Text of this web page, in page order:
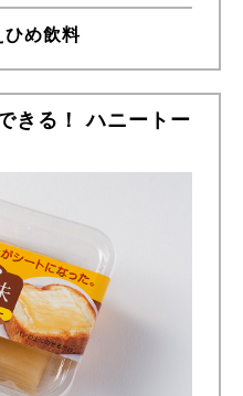
ひめ飲料
きる！ ハニートー